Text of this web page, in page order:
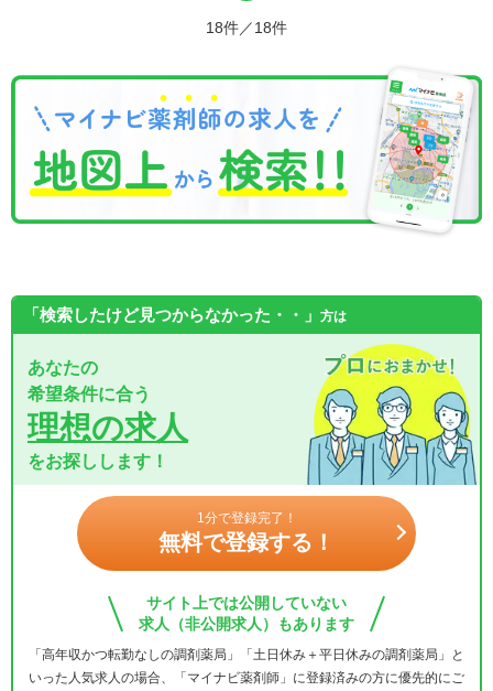
18件／18件
「検索したけど見つからなかった・・」 方は
あなたの
希望条件に合う
理想の求人
をお探しします！
1分で登録完了！
無料で登録する！
サイト上では公開していない
求人（非公開求人）もあります
「高年収かつ転勤なしの調剤薬局」「土日休み＋平日休みの調剤薬局」と
いった人気求人の場合、「マイナビ薬剤師」に登録済みの方に優先的にご